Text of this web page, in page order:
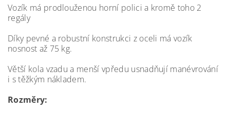
Vozík má prodlouženou horní polici a kromě toho 2
regály
Díky pevné a robustní konstrukci z oceli má vozík
nosnost až 75 kg.
Větší kola vzadu a menší vpředu usnadňují manévrování
i s těžkým nákladem.
Rozměry: